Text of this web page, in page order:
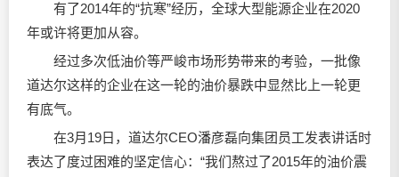
有了2014年的“抗寒”经历，全球大型能源企业在2020
年或许将更加从容。
经过多次低油价等严峻市场形势带来的考验，一批像
道达尔这样的企业在这一轮的油价暴跌中显然比上一轮更
有底气。
在3月19日，道达尔CEO潘彦磊向集团员工发表讲话时
表达了度过困难的坚定信心：“我们熬过了2015年的油价震